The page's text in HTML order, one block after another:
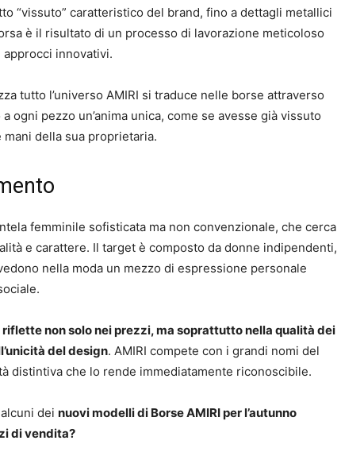
“vissuto” caratteristico del brand, fino a dettagli metallici
è il risultato di un processo di lavorazione meticoloso
innovativi.
tutto l’universo AMIRI si traduce nelle borse attraverso
ogni pezzo un’anima unica, come se avesse già vissuto
della sua proprietaria.
femminile sofisticata ma non convenzionale, che cerca
e carattere. Il target è composto da donne indipendenti,
nella moda un mezzo di espressione personale
non solo nei prezzi, ma soprattutto nella qualità dei
del design. AMIRI compete con i grandi nomi del
distintiva che lo rende immediatamente riconoscibile.
dei nuovi modelli di Borse AMIRI per l’autunno
di vendita?